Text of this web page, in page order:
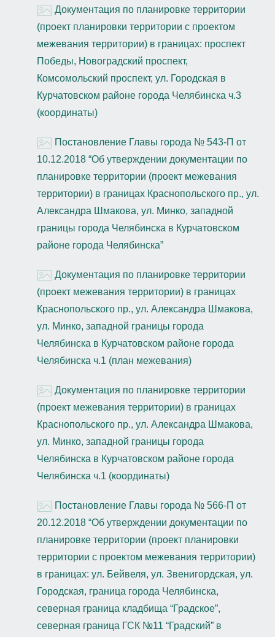
Документация по планировке территории
(проект планировки территории с проектом
межевания территории) в границах: проспект
Победы, Новоградский проспект,
Комсомольский проспект, ул. Городская в
Курчатовском районе города Челябинска ч.3
(координаты)
Постановление Главы города № 543-П от
10.12.2018 “Об утверждении документации по
планировке территории (проект межевания
территории) в границах Краснопольского пр., ул.
Александра Шмакова, ул. Минко, западной
границы города Челябинска в Курчатовском
районе города Челябинска”
Документация по планировке территории
(проект межевания территории) в границах
Краснопольского пр., ул. Александра Шмакова,
ул. Минко, западной границы города
Челябинска в Курчатовском районе города
Челябинска ч.1 (план межевания)
Документация по планировке территории
(проект межевания территории) в границах
Краснопольского пр., ул. Александра Шмакова,
ул. Минко, западной границы города
Челябинска в Курчатовском районе города
Челябинска ч.1 (координаты)
Постановление Главы города № 566-П от
20.12.2018 “Об утверждении документации по
планировке территории (проект планировки
территории с проектом межевания территории)
в границах: ул. Бейвеля, ул. Звенигордская, ул.
Городская, граница города Челябинска,
северная граница кладбища “Градское”,
северная граница ГСК №11 “Градский” в